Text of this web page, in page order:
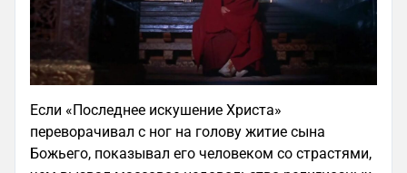
Если «Последнее искушение Христа»
переворачивал с ног на голову житие сына
Божьего, показывал его человеком со страстями,